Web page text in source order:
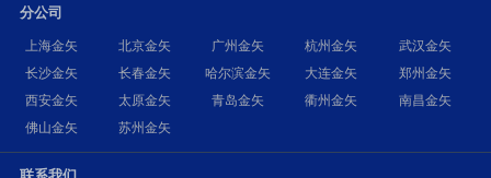
分公司
上海金矢 北京金矢 广州金矢 杭州金矢
武汉金矢
长沙金矢
长春金矢 哈尔滨金矢 大连金矢
郑州金矢
西安金矢
太原金矢 青岛金矢 衢州金矢
南昌金矢
佛山金矢
苏州金矢